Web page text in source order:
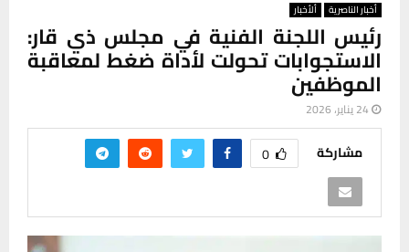
أخبار الناصرية ألأخبار
رئيس اللجنة الفنية في مجلس ذي قار:
الاستجوابات تحولت لأداة ضغط لمعاقبة
الموظفين
24 يناير، 2026
مشاركة 0